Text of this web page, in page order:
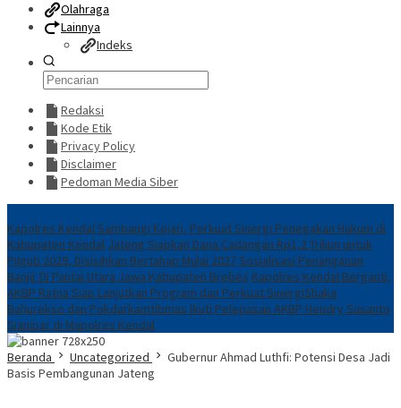
Olahraga
Lainnya
Indeks
Redaksi
Kode Etik
Privacy Policy
Disclaimer
Pedoman Media Siber
Kapolres Kendal Sambangi Kejari, Perkuat Sinergi Penegakan Hukum di
Kabupaten Kendal Jateng Siapkan Dana Cadangan Rp1,2 Triliun untuk
Pilgub 2029, Disisihkan Bertahap Mulai 2027Sosialisasi Penanganan
Banjir Di Pantai Utara Jawa Kabupaten Brebes Kapolres Kendal Berganti,
AKBP Ratna Siap Lanjutkan Program dan Perkuat Sinergi​Shaka
Bahurekso dan Pokdarkamtibmas Ikuti Pelepasan AKBP Hendry Susanto
Sianipar di Mapolres Kendal
Beranda
Uncategorized
Gubernur Ahmad Luthfi: Potensi Desa Jadi
Basis Pembangunan Jateng